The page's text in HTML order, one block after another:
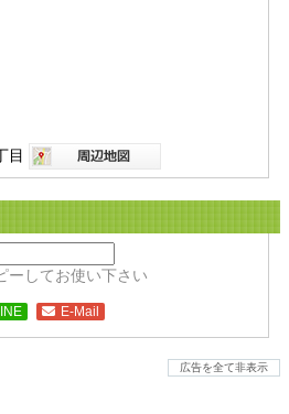
目
ーしてお使い下さい
E-Mail
広告を全て非表示